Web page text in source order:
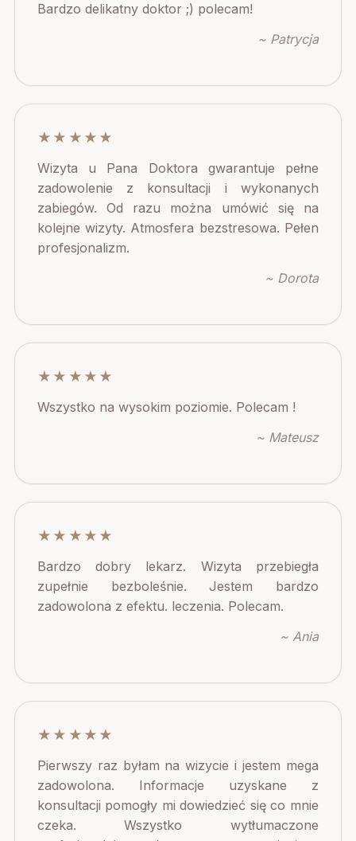
Bardzo delikatny doktor ;) polecam!
~ Patrycja
★★★★★
Wizyta u Pana Doktora gwarantuje pełne
zadowolenie z konsultacji i wykonanych
zabiegów. Od razu można umówić się na
kolejne wizyty. Atmosfera bezstresowa. Pełen
profesjonalizm.
~ Dorota
★★★★★
Wszystko na wysokim poziomie. Polecam !
~ Mateusz
★★★★★
Bardzo dobry lekarz. Wizyta przebiegła
zupełnie bezboleśnie. Jestem bardzo
zadowolona z efektu. leczenia. Polecam.
~ Ania
★★★★★
Pierwszy raz byłam na wizycie i jestem mega
zadowolona. Informacje uzyskane z
konsultacji pomogły mi dowiedzieć się co mnie
czeka. Wszystko wytłumaczone